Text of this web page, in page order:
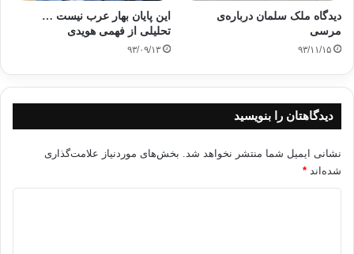
کپی آدرس
دیدگاه‌ ملک سلمان درباره‌ی
مرسی
۹۳/۱۱/۱۵
این پایان بهار عرب نیست …
تحلیلی از فهمی هویدی
۹۳/۰۹/۱۳
دیدگاهتان را بنویسید
نشانی ایمیل شما منتشر نخواهد شد. بخش‌های موردنیاز علامت‌گذاری
شده‌اند *